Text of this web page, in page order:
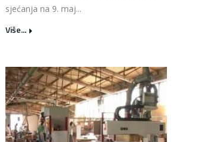
sjećanja na 9. maj...
Više...